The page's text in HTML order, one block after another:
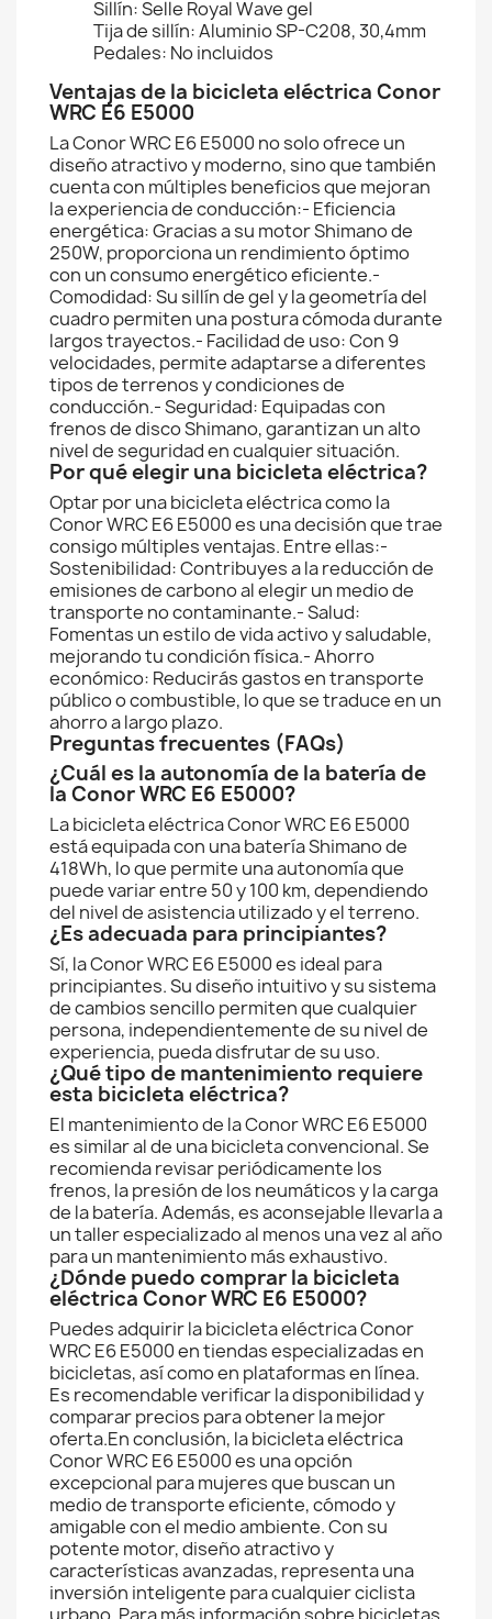
Sillín: Selle Royal Wave gel
Tija de sillín: Aluminio SP-C208, 30,4mm
Pedales: No incluidos
Ventajas de la bicicleta eléctrica Conor
WRC E6 E5000
La Conor WRC E6 E5000 no solo ofrece un
diseño atractivo y moderno, sino que también
cuenta con múltiples beneficios que mejoran
la experiencia de conducción:- Eficiencia
energética: Gracias a su motor Shimano de
250W, proporciona un rendimiento óptimo
con un consumo energético eficiente.-
Comodidad: Su sillín de gel y la geometría del
cuadro permiten una postura cómoda durante
largos trayectos.- Facilidad de uso: Con 9
velocidades, permite adaptarse a diferentes
tipos de terrenos y condiciones de
conducción.- Seguridad: Equipadas con
frenos de disco Shimano, garantizan un alto
nivel de seguridad en cualquier situación.
Por qué elegir una bicicleta eléctrica?
Optar por una bicicleta eléctrica como la
Conor WRC E6 E5000 es una decisión que trae
consigo múltiples ventajas. Entre ellas:-
Sostenibilidad: Contribuyes a la reducción de
emisiones de carbono al elegir un medio de
transporte no contaminante.- Salud:
Fomentas un estilo de vida activo y saludable,
mejorando tu condición física.- Ahorro
económico: Reducirás gastos en transporte
público o combustible, lo que se traduce en un
ahorro a largo plazo.
Preguntas frecuentes (FAQs)
¿Cuál es la autonomía de la batería de
la Conor WRC E6 E5000?
La bicicleta eléctrica Conor WRC E6 E5000
está equipada con una batería Shimano de
418Wh, lo que permite una autonomía que
puede variar entre 50 y 100 km, dependiendo
del nivel de asistencia utilizado y el terreno.
¿Es adecuada para principiantes?
Sí, la Conor WRC E6 E5000 es ideal para
principiantes. Su diseño intuitivo y su sistema
de cambios sencillo permiten que cualquier
persona, independientemente de su nivel de
experiencia, pueda disfrutar de su uso.
¿Qué tipo de mantenimiento requiere
esta bicicleta eléctrica?
El mantenimiento de la Conor WRC E6 E5000
es similar al de una bicicleta convencional. Se
recomienda revisar periódicamente los
frenos, la presión de los neumáticos y la carga
de la batería. Además, es aconsejable llevarla a
un taller especializado al menos una vez al año
para un mantenimiento más exhaustivo.
¿Dónde puedo comprar la bicicleta
eléctrica Conor WRC E6 E5000?
Puedes adquirir la bicicleta eléctrica Conor
WRC E6 E5000 en tiendas especializadas en
bicicletas, así como en plataformas en línea.
Es recomendable verificar la disponibilidad y
comparar precios para obtener la mejor
oferta.En conclusión, la bicicleta eléctrica
Conor WRC E6 E5000 es una opción
excepcional para mujeres que buscan un
medio de transporte eficiente, cómodo y
amigable con el medio ambiente. Con su
potente motor, diseño atractivo y
características avanzadas, representa una
inversión inteligente para cualquier ciclista